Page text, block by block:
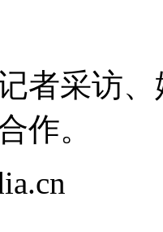
者采访
作。